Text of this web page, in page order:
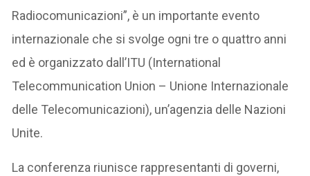
Radiocomunicazioni”, è un importante evento
internazionale che si svolge ogni tre o quattro anni
ed è organizzato dall’ITU (International
Telecommunication Union – Unione Internazionale
delle Telecomunicazioni), un’agenzia delle Nazioni
Unite.
La conferenza riunisce rappresentanti di governi,